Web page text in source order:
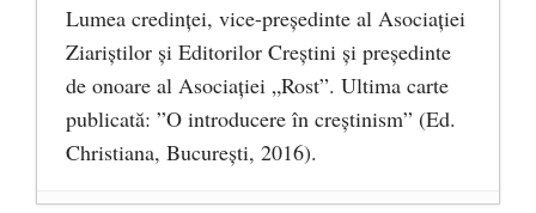
Lumea credinţei, vice-preşedinte al Asociaţiei
Ziariştilor şi Editorilor Creştini şi preşedinte
de onoare al Asociaţiei „Rost”. Ultima carte
publicată: ”O introducere în creștinism” (Ed.
Christiana, Bucureşti, 2016).